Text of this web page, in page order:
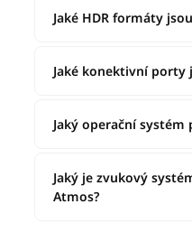
Jaké HDR formáty
Jaké konektivní porty
Jaký operační systém
Jaký je zvukový
Atmos?